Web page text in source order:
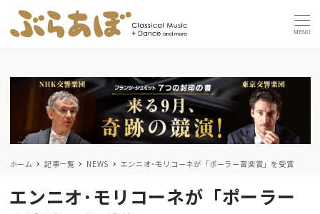
MENU
ホーム 記事一覧 NEWS エンニオ･モリコーネが「ポーラー音楽賞」を受賞
エンニオ･モリコーネが「ポーラー